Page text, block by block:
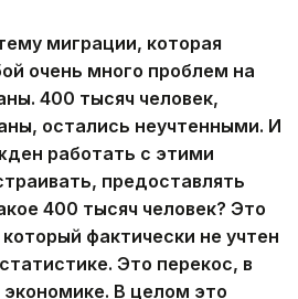
миграции, которая
очень много проблем на
400 тысяч человек,
остались неучтенными. И
работать с этими
предоставлять
400 тысяч человек? Это
фактически не учтен
Это перекос, в
экономике. В целом это